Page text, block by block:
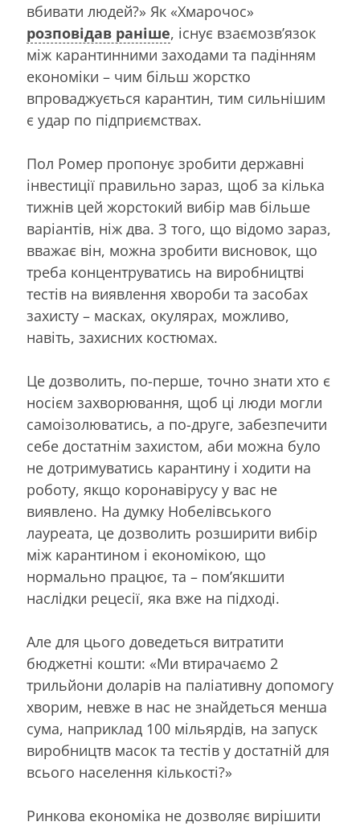
вбивати людей?» Як «Хмарочос»
розповідав раніше, існує взаємозв’язок
між карантинними заходами та падінням
економіки – чим більш жорстко
впроваджується карантин, тим сильнішим
є удар по підприємствах.
Пол Ромер пропонує зробити державні
інвестиції правильно зараз, щоб за кілька
тижнів цей жорстокий вибір мав більше
варіантів, ніж два. З того, що відомо зараз,
вважає він, можна зробити висновок, що
треба концентруватись на виробництві
тестів на виявлення хвороби та засобах
захисту – масках, окулярах, можливо,
навіть, захисних костюмах.
Це дозволить, по-перше, точно знати хто є
носієм захворювання, щоб ці люди могли
самоізолюватись, а по-друге, забезпечити
себе достатнім захистом, аби можна було
не дотримуватись карантину і ходити на
роботу, якщо коронавірусу у вас не
виявлено. На думку Нобелівського
лауреата, це дозволить розширити вибір
між карантином і економікою, що
нормально працює, та – пом’якшити
наслідки рецесії, яка вже на підході.
Але для цього доведеться витратити
бюджетні кошти: «Ми втирачаємо 2
трильйони доларів на паліативну допомогу
хворим, невже в нас не знайдеться менша
сума, наприклад 100 мільярдів, на запуск
виробництв масок та тестів у достатній для
всього населення кількості?»
Ринкова економіка не дозволяє вирішити